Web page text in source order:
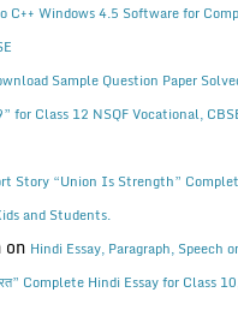
C++ Windows 4.5 Software for
Sample Question Paper
for Class 12 NSQF Vocational,
Story “Union Is Strength”
and Students.
on Hindi Essay, Paragraph, Speech
Complete Hindi Essay for Class